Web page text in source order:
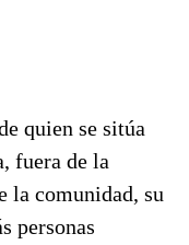
quien se sitúa
fuera de la
la comunidad, su
personas